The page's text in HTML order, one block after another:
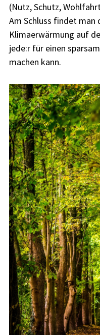
(Nutz, Schutz,
Am Schluss findet man
Klimaerwärmung auf
jede:r für einen
machen kann.